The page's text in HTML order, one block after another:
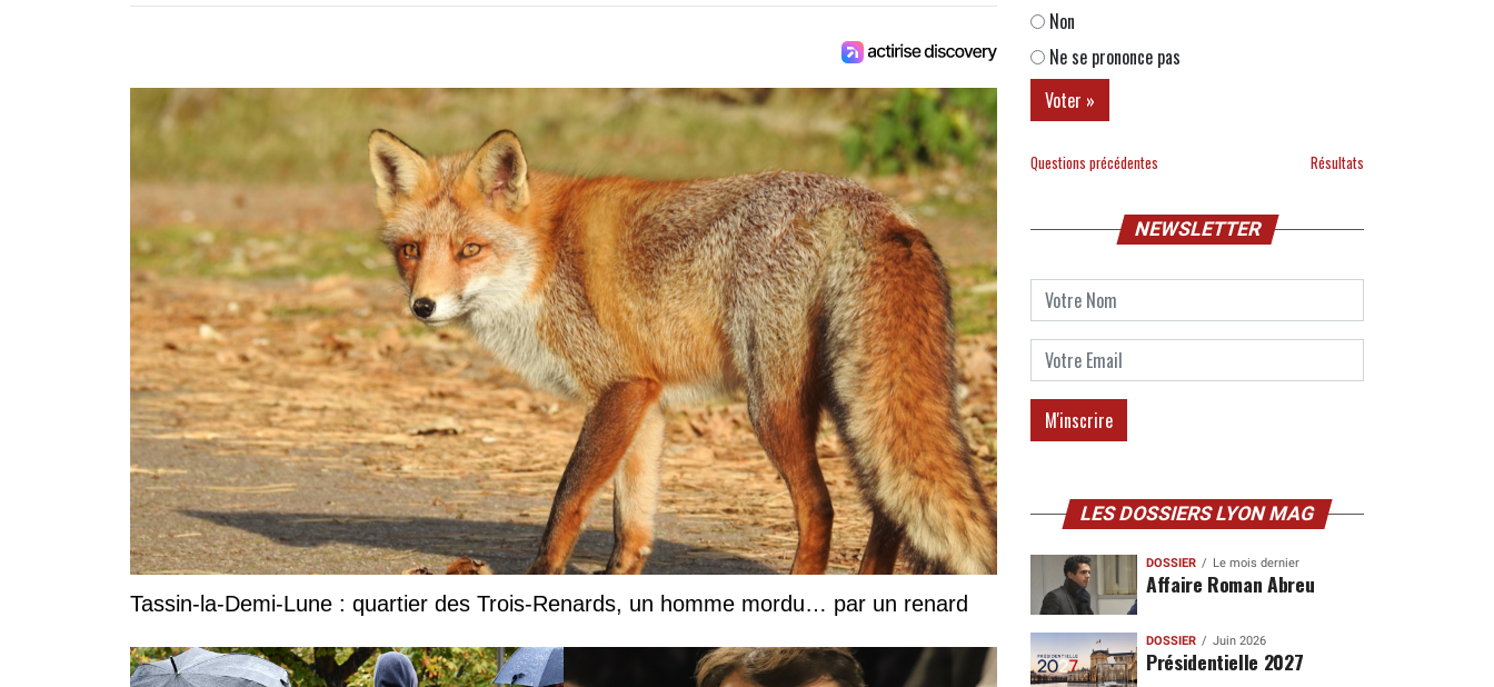
Tassin-la-Demi-Lune : quartier des Trois-Renards, un homme mordu… par un renard
Non
Ne se prononce pas
Questions précédentes Résultats
NEWSLETTER
LES DOSSIERS LYON MAG
DOSSIER Le mois dernier
Affaire Roman Abreu
DOSSIER Juin 2026
Présidentielle 2027